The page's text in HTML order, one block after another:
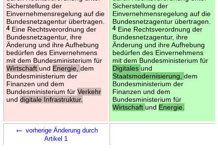
Sicherstellung der
Einvernehmensregelung auf die
Bundesnetzagentur übertragen.
4Eine Rechtsverordnung der
Bundesnetzagentur, ihre
Änderung und ihre Aufhebung
bedürfen des Einvernehmens
mit dem Bundesministerium für
Wirtschaft und Energie, dem
Bundesministerium der
Finanzen und dem
Bundesministerium für Verkehr
und digitale Infrastruktur.
Sicherstellung der
Einvernehmensregelung auf die
Bundesnetzagentur übertragen.
4Eine Rechtsverordnung der
Bundesnetzagentur, ihre
Änderung und ihre Aufhebung
bedürfen des Einvernehmens
mit dem Bundesministerium für
Digitales und
Staatsmodernisierung, dem
Bundesministerium der
Finanzen und dem
Bundesministerium für
Wirtschaft und Energie.
← vorherige Änderung durch
Artikel 1